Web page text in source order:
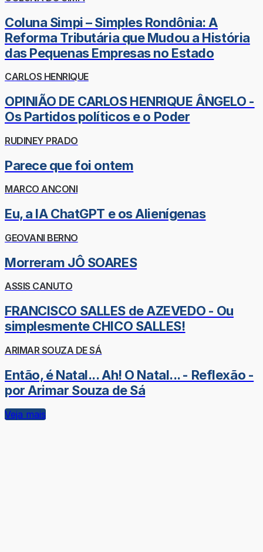
Coluna Simpi – Simples Rondônia: A
Reforma Tributária que Mudou a História
das Pequenas Empresas no Estado
CARLOS HENRIQUE
OPINIÃO DE CARLOS HENRIQUE ÂNGELO -
Os Partidos políticos e o Poder
RUDINEY PRADO
Parece que foi ontem
MARCO ANCONI
Eu, a IA ChatGPT e os Alienígenas
GEOVANI BERNO
Morreram JÔ SOARES
ASSIS CANUTO
FRANCISCO SALLES de AZEVEDO - Ou
simplesmente CHICO SALLES!
ARIMAR SOUZA DE SÁ
Então, é Natal... Ah! O Natal... - Reflexão -
por Arimar Souza de Sá
Veja mais